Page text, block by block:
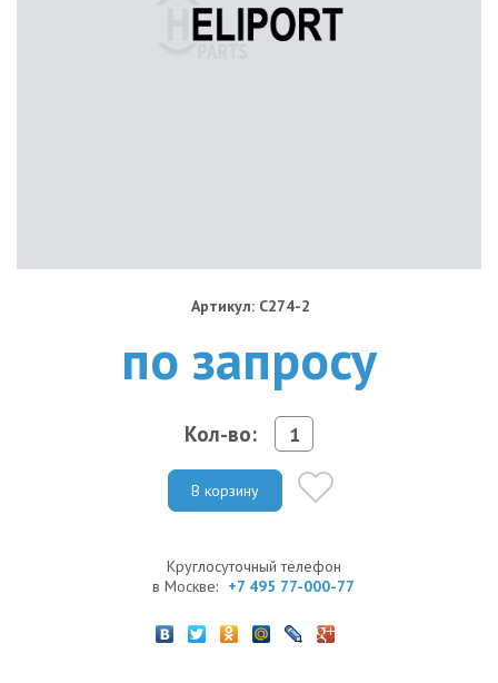
Артикул: C274-2
по запросу
Кол-во:
В корзину
Круглосуточный телефон
в Москве: +7 495 77-000-77